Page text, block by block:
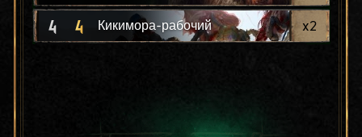
4 4 Кикимора-рабочий x2